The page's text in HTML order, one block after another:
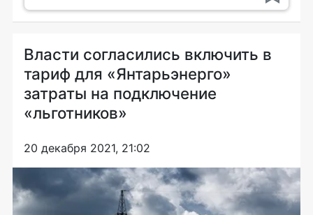
Власти согласились включить в
тариф для «Янтарьэнерго»
затраты на подключение
«льготников»
20 декабря 2021, 21:02